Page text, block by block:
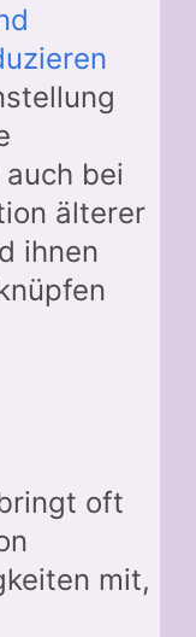
bei
älterer
ihnen
oft
mit,